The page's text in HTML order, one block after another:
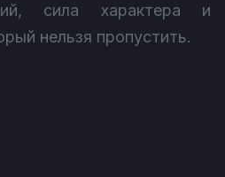
сила характера и
нельзя пропустить.